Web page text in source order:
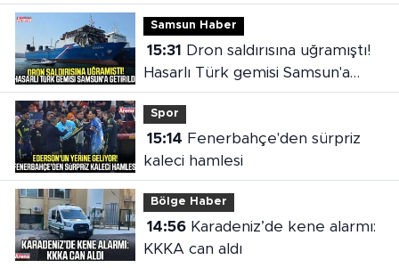
Samsun Haber
15:31
Hasarlı Türk gemisi Samsun'a
getirildi
Spor
15:14
kaleci hamlesi
Bölge Haber
14:56Karadeniz’de kene alarmı:
KKKA can aldı